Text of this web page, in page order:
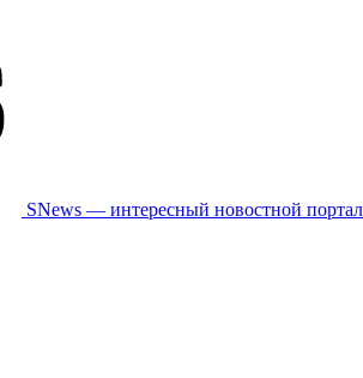
SNews — интересный новостной